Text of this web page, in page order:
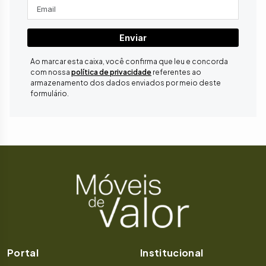
Enviar
Ao marcar esta caixa, você confirma que leu e concorda
com nossa política de privacidade referentes ao
armazenamento dos dados enviados por meio deste
formulário.
Portal Institucional